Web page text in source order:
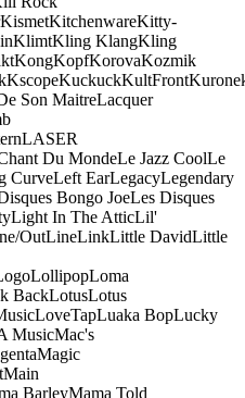
KismetKitchenwareKitty-
KlimtKling KlangKling
KongKopfKorovaKozmik
KscopeKuckuckKultFront
Son MaitreLacquer
LASER
Du MondeLe Jazz CoolLe
CurveLeft EarLegacyLegendary
Bongo JoeLes Disques
Light In The AtticLil'
OutLineLinkLittle DavidLittle
LollipopLoma
BackLotusLotus
LoveTapLuaka BopLucky
MusicMac's
Magic
Main
BarleyMama Told